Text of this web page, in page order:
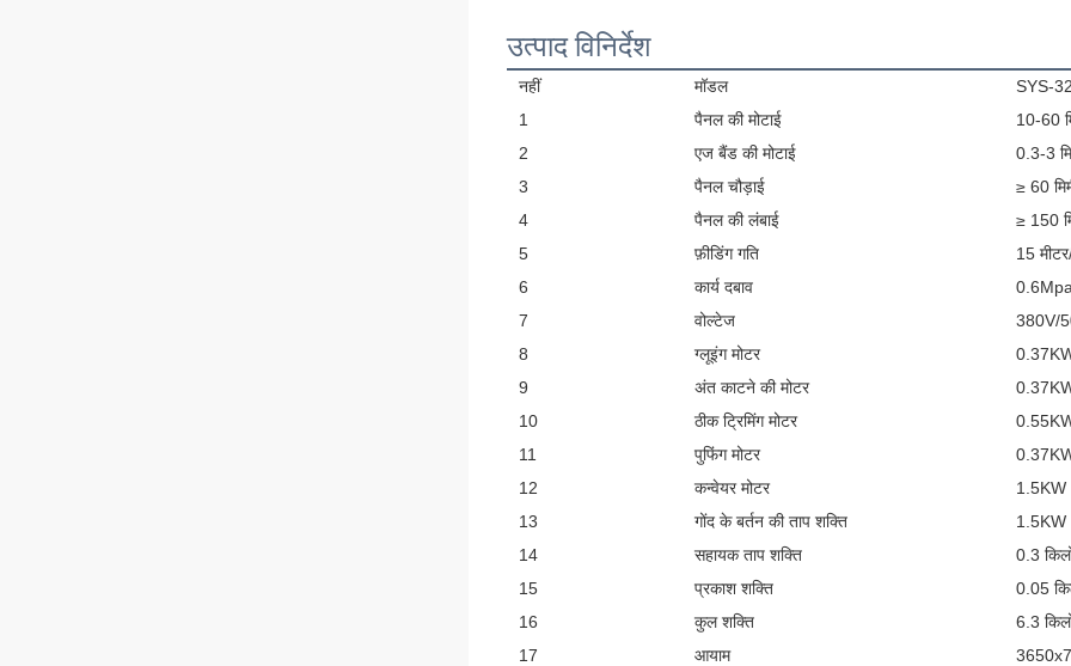
उत्पाद विनिर्देश
नहीं मॉडल
SYS-
1
पैनल की मोटाई
10-60
2
एज बैंड की मोटाई
0.3-3
3
पैनल चौड़ाई
≥ 60
4
पैनल की लंबाई
≥ 150
5
फ़ीडिंग गति
15
6
कार्य दबाव
0.6Mpa
7
वोल्टेज
380V/
8
ग्लूइंग मोटर
9
अंत काटने की मोटर
10
ठीक ट्रिमिंग मोटर
11
पुफिंग मोटर
12
कन्वेयर मोटर
1.5KW
13
गोंद के बर्तन की ताप शक्ति
1.5KW
14
सहायक ताप शक्ति
0.3
15
प्रकाश शक्ति
0.05
16
कुल शक्ति
6.3
17
आयाम